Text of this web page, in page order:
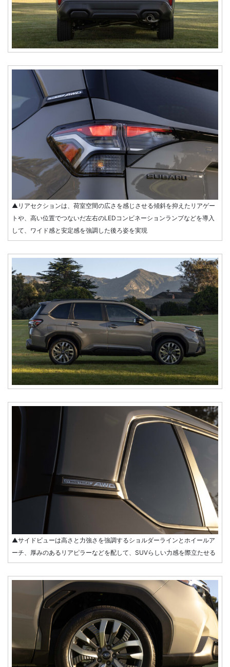
▲リアセクションは、荷室空間の広さを感じさせる傾斜を抑えたリアゲー
トや、高い位置でつないだ左右のLEDコンビネーションランプなどを導入
して、ワイド感と安定感を強調した後ろ姿を実現
▲サイドビューは高さと力強さを強調するショルダーラインとホイールア
ーチ、厚みのあるリアピラーなどを配して、SUVらしい力感を際立たせる